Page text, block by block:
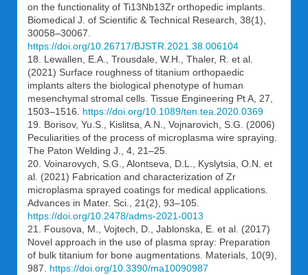
on the functionality of Ti13Nb13Zr orthopedic implants.
Biomedical J. of Scientific & Technical Research, 38(1),
30058–30067.
https://doi.org/10.26717/BJSTR.2021.38.006104
18. Lewallen, E.A., Trousdale, W.H., Thaler, R. et al.
(2021) Surface roughness of titanium orthopaedic
implants alters the biological phenotype of human
mesenchymal stromal cells. Tissue Engineering Pt A, 27,
1503–1516. https://doi.org/10.1089/ten.tea.2020.0369
19. Borisov, Yu.S., Kislitsa, A.N., Vojnarovich, S.G. (2006)
Peculiarities of the process of microplasma wire spraying.
The Paton Welding J., 4, 21–25.
20. Voinarovych, S.G., Alontseva, D.L., Kyslytsia, O.N. et
al. (2021) Fabrication and characterization of Zr
microplasma sprayed coatings for medical applications.
Advances in Mater. Sci., 21(2), 93–105.
https://doi.org/10.2478/adms-2021-0013
21. Fousova, M., Vojtech, D., Jablonska, E. et al. (2017)
Novel approach in the use of plasma spray: Preparation
of bulk titanium for bone augmentations. Materials, 10(9),
987. https://doi.org/10.3390/ma10090987